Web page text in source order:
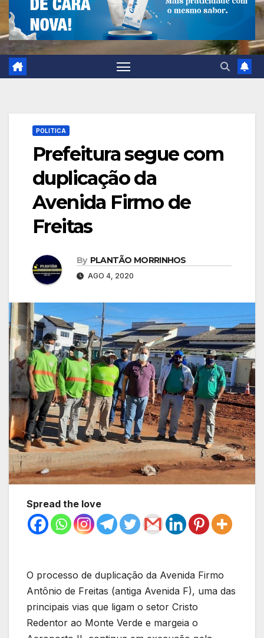
POLITICA
Prefeitura segue com
duplicação da
Avenida Firmo de
Freitas
By PLANTÃO MORRINHOS
AGO 4, 2020
Spread the love
O processo de duplicação da Avenida Firmo
Antônio de Freitas (antiga Avenida F), uma das
principais vias que ligam o setor Cristo
Redentor ao Monte Verde e margeia o